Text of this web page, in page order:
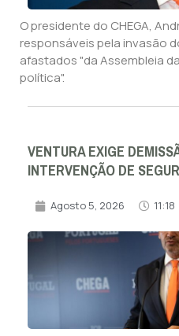
O presidente do CHEGA,
responsáveis pela invasão
afastados "da Assembleia
política".
VENTURA EXIGE
INTERVENÇÃO DE
Agosto 5, 2026 11:18